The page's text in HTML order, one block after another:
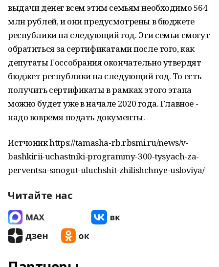
выдачи денег всем этим семьям необходимо 564
млн рублей, и они предусмотрены в бюджете
республики на следующий год. Эти семьи смогут
обратиться за сертификатами после того, как
депутаты Госсобрания окончательно утвердят
бюджет республики на следующий год. То есть
получить сертификаты в рамках этого этапа
можно будет уже в начале 2020 года. Главное -
надо вовремя подать документы.
Истчоник https://tamasha-rb.rbsmi.ru/news/v-
bashkirii-uchastniki-programmy-300-tysyach-za-
perventsa-smogut-uluchshit-zhilishchnye-usloviya/
Читайте нас